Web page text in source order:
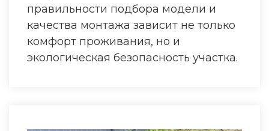
правильности подбора модели и
качества монтажа зависит не только
комфорт проживания, но и
экологическая безопасность участка.